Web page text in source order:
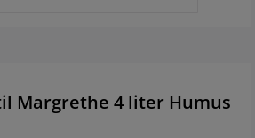
Margrethe 4 liter Humus